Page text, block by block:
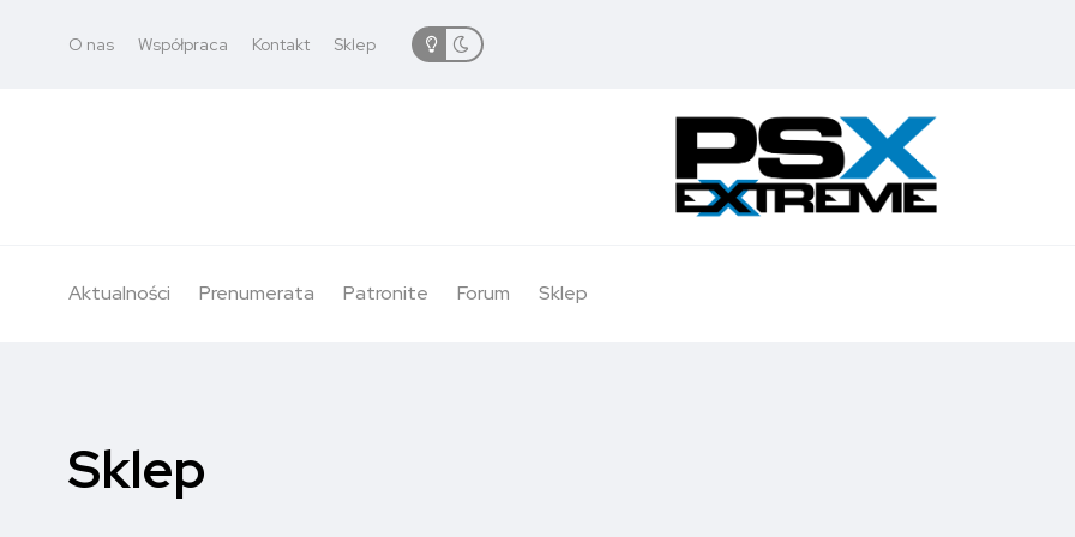
O nas Współpraca Kontakt Sklep
Aktualności Prenumerata Patronite Forum Sklep
Sklep